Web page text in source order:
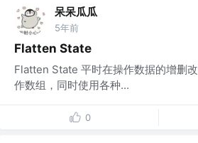
呆呆瓜瓜
5年前
Flatten State
Flatten State 平时在操作数据的增删
作数组，同时使用各种...
0